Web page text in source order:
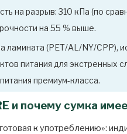
на разрыв: 310 кПа (по
на 55 % выше.
ламината (PET/AL/NY/CPP),
питания для экстренных
премиум-класса.
и почему сумка
к употреблению»: